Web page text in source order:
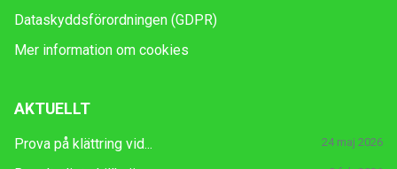
Dataskyddsförordningen (GDPR)
Mer information om cookies
AKTUELLT
Prova på klättring vid... 24 maj 2026